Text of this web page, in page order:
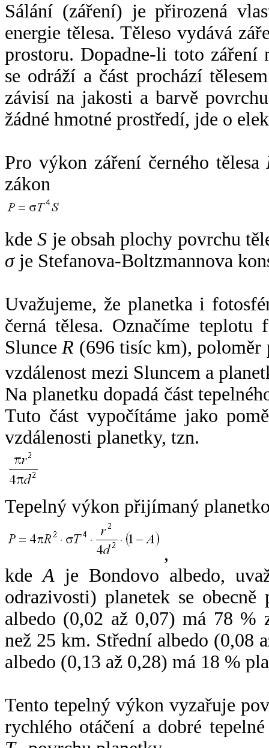
Sálání (záření) je přirozená
energie tělesa. Těleso vydává
prostoru. Dopadne-li toto záření
se odráží a část prochází
závisí na jakosti a barvě
žádné hmotné prostředí, jde o
Pro výkon záření černého tělesa
zákon
kdeS je obsah plochy povrchu
σje Stefanova-Boltzmannova
Uvažujeme, že planetka i
černá tělesa. Označíme
SlunceR (696 tisíc km),
vzdálenost mezi Sluncem a
Na planetku dopadá část
Tuto část vypočítáme jako
vzdálenosti planetky, tzn.
Tepelný výkon přijímaný
,
kdeA je Bondovo albedo,
odrazivosti) planetek se
albedo (0,02 až 0,07) má 78 %
než 25 km. Střední albedo (0,08
albedo (0,13 až 0,28) má 18 %
Tento tepelný výkon vyzařuje
rychlého otáčení a dobré